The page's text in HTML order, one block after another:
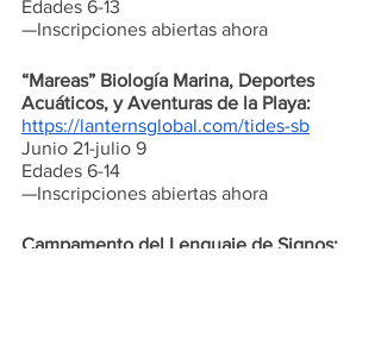
Edades 6-13
—Inscripciones abiertas ahora
“Mareas” Biología Marina, Deportes
Acuáticos, y Aventuras de la Playa:
https://lanternsglobal.com/tides-sb
Junio 21-julio 9
Edades 6-14
—Inscripciones abiertas ahora
Campamento del Lenguaje de Signos: